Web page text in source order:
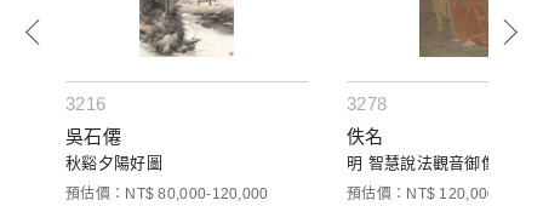
3216
吳石僊
秋谿夕陽好圖
預估價：NT$ 80,000-120,000
3278
佚名
明 智慧說法觀音御像
預估價：NT$ 120,000-